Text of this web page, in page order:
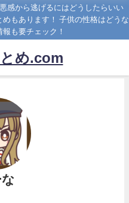
感から逃げるにはどうしたらいい
もあります！ 子供の性格はどうな
も要チェック！
め.com
な